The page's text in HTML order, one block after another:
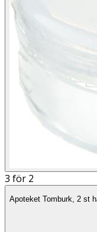
3 för 2
Apoteket Tomburk, 2 st